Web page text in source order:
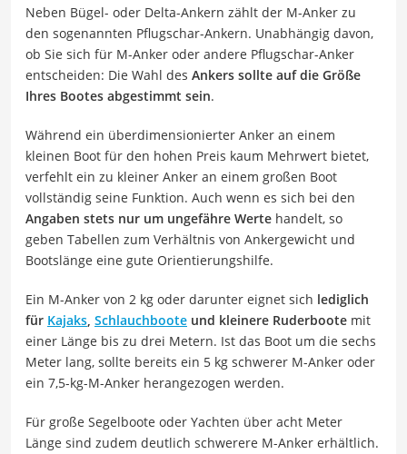
Neben Bügel- oder Delta-Ankern zählt der M-Anker zu
den sogenannten Pflugschar-Ankern. Unabhängig davon,
ob Sie sich für M-Anker oder andere Pflugschar-Anker
entscheiden: Die Wahl des Ankers sollte auf die Größe
Ihres Bootes abgestimmt sein.
Während ein überdimensionierter Anker an einem
kleinen Boot für den hohen Preis kaum Mehrwert bietet,
verfehlt ein zu kleiner Anker an einem großen Boot
vollständig seine Funktion. Auch wenn es sich bei den
Angaben stets nur um ungefähre Werte handelt, so
geben Tabellen zum Verhältnis von Ankergewicht und
Bootslänge eine gute Orientierungshilfe.
Ein M-Anker von 2 kg oder darunter eignet sich lediglich
für Kajaks, Schlauchboote und kleinere Ruderboote mit
einer Länge bis zu drei Metern. Ist das Boot um die sechs
Meter lang, sollte bereits ein 5 kg schwerer M-Anker oder
ein 7,5-kg-M-Anker herangezogen werden.
Für große Segelboote oder Yachten über acht Meter
Länge sind zudem deutlich schwerere M-Anker erhältlich.